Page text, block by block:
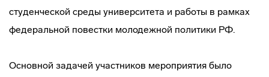
студенческой среды университета и работы в рамках
федеральной повестки молодежной политики РФ.
Основной задачей участников мероприятия было